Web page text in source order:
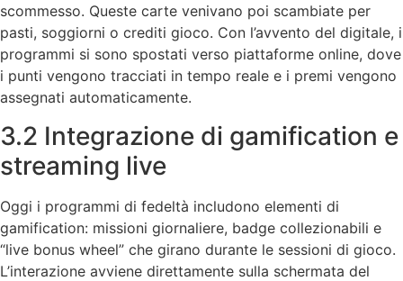
scommesso. Queste carte venivano poi scambiate per
pasti, soggiorni o crediti gioco. Con l’avvento del digitale, i
programmi si sono spostati verso piattaforme online, dove
i punti vengono tracciati in tempo reale e i premi vengono
assegnati automaticamente.
3.2 Integrazione di gamification e
streaming live
Oggi i programmi di fedeltà includono elementi di
gamification: missioni giornaliere, badge collezionabili e
“live bonus wheel” che girano durante le sessioni di gioco.
L’interazione avviene direttamente sulla schermata del